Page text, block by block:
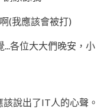
(我應該會被打)
各位大大們晚安，小
說出了IT人的心聲。